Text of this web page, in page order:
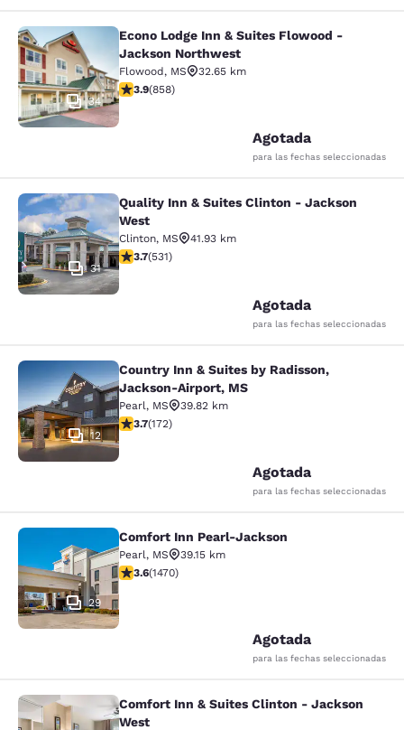
Econo Lodge Inn & Suites Flowood
34
Econo Lodge Inn & Suites Flowood -
Jackson Northwest
Flowood, MS
32.65 km
Calificación de 3.94 estrellas. Bueno. 858 reseñas
3.9(858)
Agotada
para las fechas seleccionadas
Quality Inn & Suites Clinton -
31
Quality Inn & Suites Clinton - Jackson
West
Clinton, MS
41.93 km
Calificación de 3.72 estrellas. Bueno. 531 reseñas
3.7(531)
Agotada
para las fechas seleccionadas
Country Inn & Suites by Radisson,
12
Country Inn & Suites by Radisson,
Jackson-Airport, MS
Pearl, MS
39.82 km
Calificación de 3.69 estrellas. Bueno. 172 reseñas
3.7(172)
Agotada
para las fechas seleccionadas
Comfort Inn Pearl-Jackson
29
Comfort Inn Pearl-Jackson
Pearl, MS
39.15 km
Calificación de 3.64 estrellas. Bueno. 1470 reseñas
3.6(1470)
Agotada
para las fechas seleccionadas
Comfort Inn & Suites Clinton -
Comfort Inn & Suites Clinton - Jackson
West